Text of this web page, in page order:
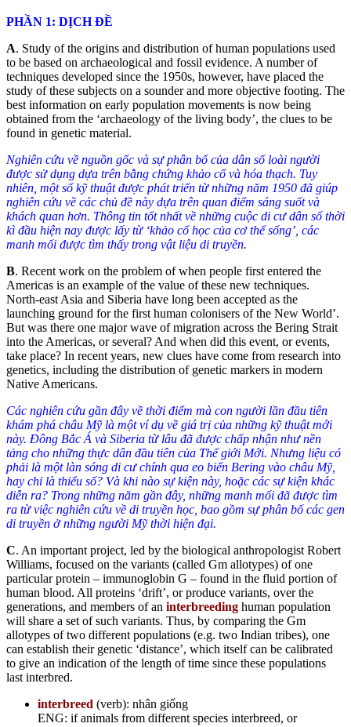
PHẦN 1: DỊCH ĐỀ
A. Study of the origins and distribution of human populations used
to be based on archaeological and fossil evidence. A number of
techniques developed since the 1950s, however, have placed the
study of these subjects on a sounder and more objective footing. The
best information on early population movements is now being
obtained from the ‘archaeology of the living body’, the clues to be
found in genetic material.
Nghiên cứu về nguồn gốc và sự phân bố của dân số loài người
được sử dụng dựa trên bằng chứng khảo cổ và hóa thạch. Tuy
nhiên, một số kỹ thuật được phát triển từ những năm 1950 đã giúp
nghiên cứu về các chủ đề này dựa trên quan điểm sáng suốt và
khách quan hơn. Thông tin tốt nhất về những cuộc di cư dân số thời
kì đầu hiện nay được lấy từ ‘khảo cổ học của cơ thể sống’, các
manh mối được tìm thấy trong vật liệu di truyền.
B. Recent work on the problem of when people first entered the
Americas is an example of the value of these new techniques.
North-east Asia and Siberia have long been accepted as the
launching ground for the first human colonisers of the New World’.
But was there one major wave of migration across the Bering Strait
into the Americas, or several? And when did this event, or events,
take place? In recent years, new clues have come from research into
genetics, including the distribution of genetic markers in modern
Native Americans.
Các nghiên cứu gần đây về thời điểm mà con người lần đầu tiên
khám phá châu Mỹ là một ví dụ về giá trị của những kỹ thuật mới
này. Đông Bắc Á và Siberia từ lâu đã được chấp nhận như nền
tảng cho những thực dân đầu tiên của Thế giới Mới. Nhưng liệu có
phải là một làn sóng di cư chính qua eo biển Bering vào châu Mỹ,
hay chỉ là thiểu số? Và khi nào sự kiện này, hoặc các sự kiện khác
diễn ra? Trong những năm gần đây, những manh mối đã được tìm
ra từ việc nghiên cứu về di truyền học, bao gồm sự phân bố các gen
di truyền ở những người Mỹ thời hiện đại.
C. An important project, led by the biological anthropologist Robert
Williams, focused on the variants (called Gm allotypes) of one
particular protein – immunoglobin G – found in the fluid portion of
human blood. All proteins ‘drift’, or produce variants, over the
generations, and members of an interbreeding human population
will share a set of such variants. Thus, by comparing the Gm
allotypes of two different populations (e.g. two Indian tribes), one
can establish their genetic ‘distance’, which itself can be calibrated
to give an indication of the length of time since these populations
last interbred.
interbreed (verb): nhân giống
ENG: if animals from different species interbreed, or